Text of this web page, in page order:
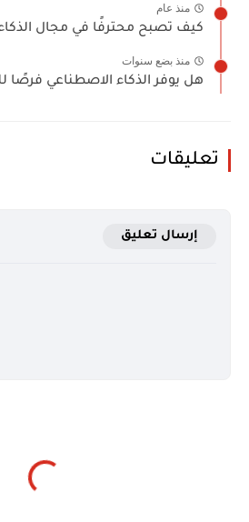
منذ عام
كيف تصبح محترفًا في مجال
منذ بضع سنوات
هل يوفر الذكاء الاصطناعي
تعليقات
إرسال تعليق